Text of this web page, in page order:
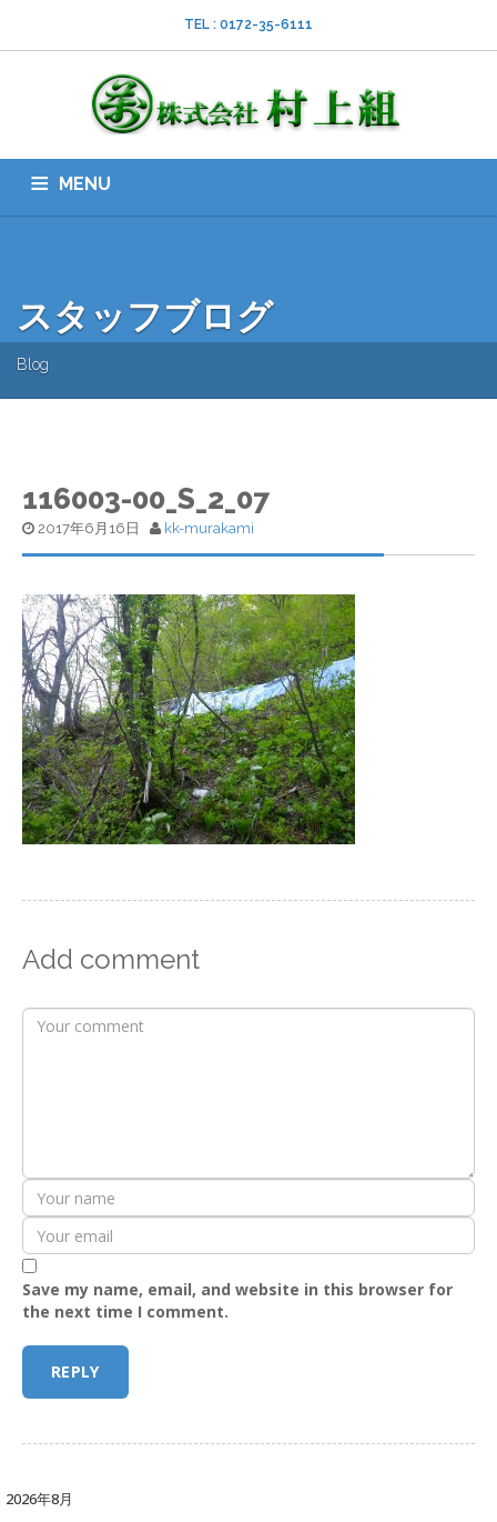
TEL : 0172-35-6111
MENU
スタッフブログ
Blog
116003-00_S_2_07
2017年6月16日 kk-murakami
Add comment
Save my name, email, and website in this browser for
the next time I comment.
2026年8月